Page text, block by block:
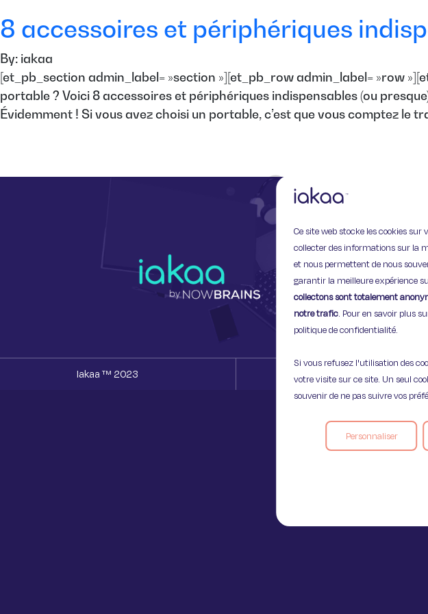
Ce site web stocke les cookies
collecter des informations sur la
et nous permettent de nous
garantir la meilleure expérience
collectons sont totalement
notre trafic. Pour en savoir plus
politique de confidentialité.
Si vous refusez l'utilisation des
votre visite sur ce site. Un seul
souvenir de ne pas suivre vos
Personnaliser
8 accessoires et périphériques
By: iakaa
[et_pb_section admin_label= »section »][et_pb_row admin_label= »row
portable ? Voici 8 accessoires et périphériques indispensables (ou
Évidemment ! Si vous avez choisi un portable, c’est que vous comptez
11
Iakaa ™ 2023